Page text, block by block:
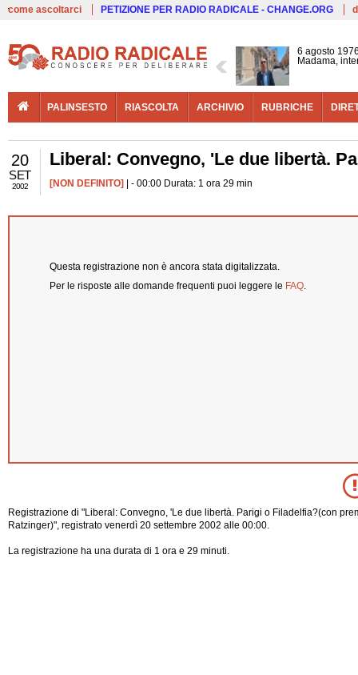
come ascoltarci PETIZIONE PER RADIO RADICALE - CHANGE.ORG
6 agosto
Madama,
PALINSESTO RIASCOLTA ARCHIVIO RUBRICHE
20
SET
2002
Liberal: Convegno, 'Le due libertà.
[NON DEFINITO] | - 00:00 Durata: 1 ora 29 min
Questa registrazione non è ancora stata digitalizzata.
Per le risposte alle domande frequenti puoi leggere le FAQ.
Registrazione di "Liberal: Convegno, 'Le due libertà. Parigi o Filadelfia?(con
Ratzinger)", registrato venerdì 20 settembre 2002 alle 00:00.
La registrazione ha una durata di 1 ora e 29 minuti.